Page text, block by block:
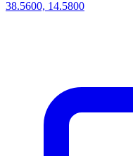
38.5600, 14.5800